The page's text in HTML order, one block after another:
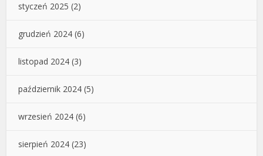
styczeń 2025 (2)
grudzień 2024 (6)
listopad 2024 (3)
październik 2024 (5)
wrzesień 2024 (6)
sierpień 2024 (23)